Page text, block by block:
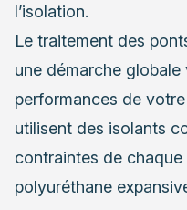
l’isolation.
Le traitement des
une démarche
performances de
utilisent des isolants
contraintes de chaque
polyuréthane